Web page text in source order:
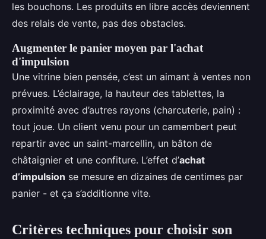
les bouchons. Les produits en libre accès deviennent
des relais de vente, pas des obstacles.
Augmenter le panier moyen par l'achat
d'impulsion
Une vitrine bien pensée, c’est un aimant à ventes non
prévues. L’éclairage, la hauteur des tablettes, la
proximité avec d’autres rayons (charcuterie, pain) :
tout joue. Un client venu pour un camembert peut
repartir avec un saint-marcellin, un bâton de
châtaignier et une confiture. L’effet d’achat
d’impulsion se mesure en dizaines de centimes par
panier - et ça s’additionne vite.
Critères techniques pour choisir son